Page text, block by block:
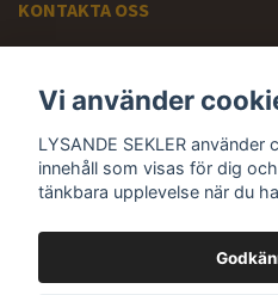
KONTAKTA OSS
Sociala medier
Vi använder
LYSANDE SEKLER
innehåll som visas för dig
tänkbara upplevelse när du